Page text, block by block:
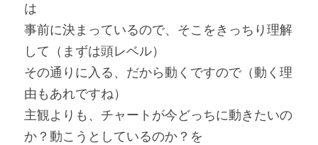
は
事前に決まっているので、そこをきっちり理解
して（まずは頭レベル）
その通りに入る、だから動くですので（動く理
由もあれですね）
主観よりも、チャートが今どっちに動きたいの
か？動こうとしているのか？を